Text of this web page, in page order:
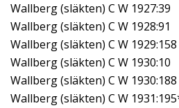
Wallberg (släkten) C W 1927:39
Wallberg (släkten) C W 1928:91
Wallberg (släkten) C W
Wallberg (släkten) C W 1930:10
Wallberg (släkten) C W 1930:188
Wallberg (släkten) C W